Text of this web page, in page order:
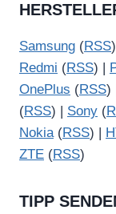
Samsung (RSS
Redmi (RSS) |
OnePlus (RSS) |
(RSS) | Sony (
Nokia(RSS) |
ZTE (RSS)
TIPP